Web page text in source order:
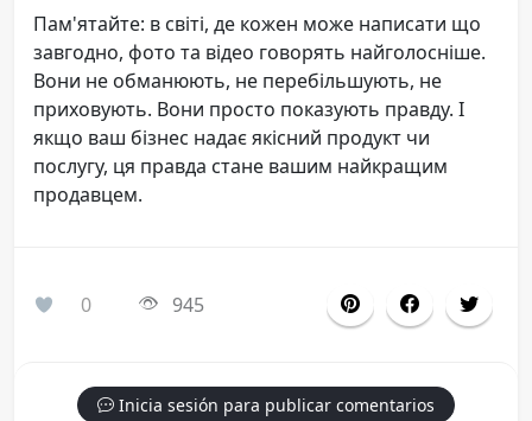
Пам'ятайте: в світі, де кожен може написати що
завгодно, фото та відео говорять найголосніше.
Вони не обманюють, не перебільшують, не
приховують. Вони просто показують правду. І
якщо ваш бізнес надає якісний продукт чи
послугу, ця правда стане вашим найкращим
продавцем.
0 945
Inicia sesión para publicar comentarios